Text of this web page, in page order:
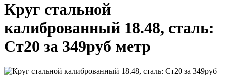
Круг стальной
калиброванный 18.48, сталь:
Ст20 за 349руб метр